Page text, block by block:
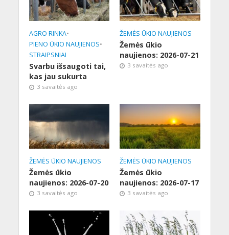
AGRO RINKA•
PIENO ŪKIO NAUJIENOS•
STRAIPSNIAI
Svarbu išsaugoti tai,
kas jau sukurta
3 savaitės ago
ŽEMĖS ŪKIO NAUJIENOS
Žemės ūkio
naujienos: 2026-07-21
3 savaitės ago
ŽEMĖS ŪKIO NAUJIENOS
Žemės ūkio
naujienos: 2026-07-20
3 savaitės ago
ŽEMĖS ŪKIO NAUJIENOS
Žemės ūkio
naujienos: 2026-07-17
3 savaitės ago